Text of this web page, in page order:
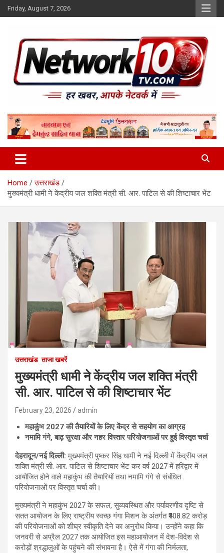
Skip
to
Friday, August 7, 2026
Network10tv
Home
उत्तराखंड
मुख्यमंत्री धामी ने केंद्रीय जल शक्ति मंत्री सी. आर. पाटिल से की शिष्टाचार भेंट
उत्तराखंड ताजा खबरें
मुख्यमंत्री धामी ने केंद्रीय जल शक्ति मंत्री
सी. आर. पाटिल से की शिष्टाचार भेंट
February 23, 2026 admin
महाकुंभ 2027 की तैयारियों के लिए केंद्र से सहयोग का आग्रह
नमामि गंगे, बाढ़ सुरक्षा और नहर विस्तार परियोजनाओं पर हुई विस्तृत चर्चा
देहरादून/नई दिल्ली: मुख्यमंत्री पुष्कर सिंह धामी ने नई दिल्ली में केंद्रीय जल
शक्ति मंत्री सी. आर. पाटिल से शिष्टाचार भेंट कर वर्ष 2027 में हरिद्वार में
आयोजित होने वाले महाकुंभ की तैयारियों तथा नमामि गंगे से संबंधित
परियोजनाओं पर विस्तृत चर्चा की।
मुख्यमंत्री ने महाकुंभ 2027 के सफल, सुव्यवस्थित और पर्यावरणीय दृष्टि से
सतत आयोजन के लिए राष्ट्रीय स्वच्छ गंगा मिशन के अंतर्गत ₹408.82 करोड़
की परियोजनाओं को शीघ्र स्वीकृति देने का अनुरोध किया। उन्होंने कहा कि
जनवरी से अप्रैल 2027 तक आयोजित इस महाआयोजन में देश-विदेश से
करोड़ों श्रद्धालुओं के पहुंचने की संभावना है। ऐसे में गंगा की निर्मलता,